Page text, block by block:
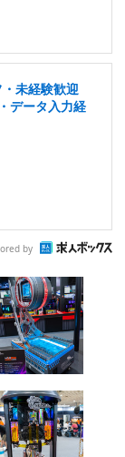
未経験歓迎
データ入力経
by